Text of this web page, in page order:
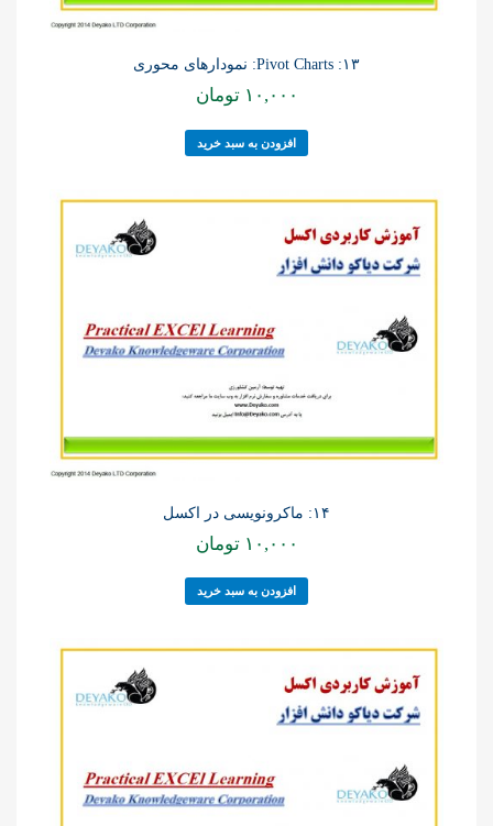
۱۳: Pivot Charts: نمودارهای محوری
۱۰,۰۰۰ تومان
افزودن به سبد خرید
۱۴: ماکرونویسی در اکسل
۱۰,۰۰۰ تومان
افزودن به سبد خرید